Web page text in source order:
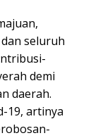
seluruh
demi
daerah.
19, artinya